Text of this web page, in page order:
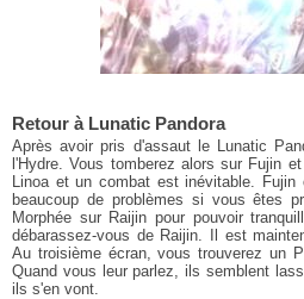
Retour à Lunatic Pandora
Après avoir pris d'assaut le Lunatic
l'Hydre. Vous tomberez alors sur Fujin
Linoa et un combat est inévitable.
beaucoup de problèmes si vous êtes
Morphée sur Raijin pour pouvoir
débarassez-vous de Raijin. Il est
Au troisième écran, vous trouverez un
Quand vous leur parlez, ils semblent
ils s'en vont.